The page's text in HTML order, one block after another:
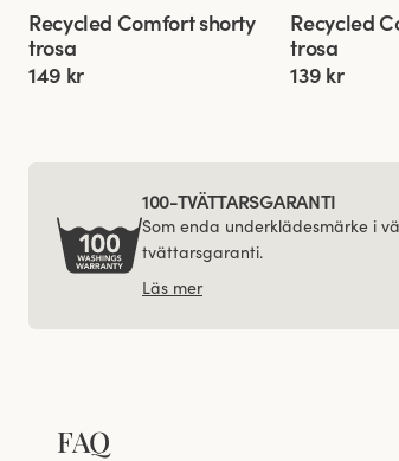
4 för 3
Recycled Comfort shorty
trosa
149 kr
4 för 3
Recycled
trosa
139 kr
100-TVÄTTARSGARANTI
Som enda underklädesmärke i
tvättarsgaranti.
Läs mer
FAQ